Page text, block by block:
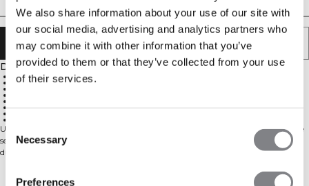
We also share information about your use of our site with
our social media, advertising and analytics partners who
may combine it with other information that you’ve
provided to them or that they’ve collected from your use
of their services.
Consent
Selection
Necessary
Preferences
AJOUTER AU PANIER
Description
92% Recycled Nylon, 8% Spandex
Good breathability
Increases your mobility during the workout
Un Crop Top qui vaut tout ! Ce haut s'ajuste parfaitement au corps, offre une
sensation élastique confortable et arbore un design épuré. Les détails élégants
du tissu rehaussent encore plus le design !
extensibilité quadridirectionnelle qui améliore non seulement la qualité de
Livraison & retours